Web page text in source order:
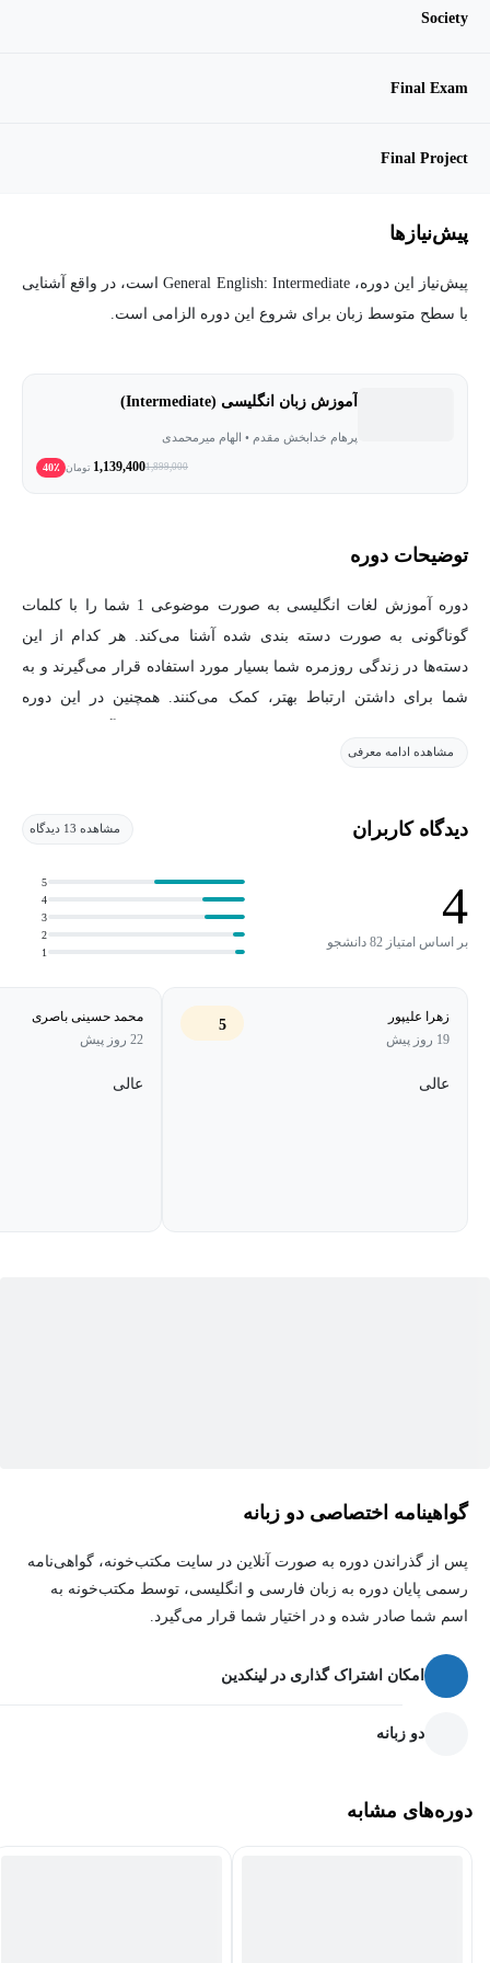
Society
Final Exam
Final Project
پیش‌نیاز‌ها
پیش‌نیاز این دوره، General English: Intermediate است، در واقع آشنایی
با سطح متوسط زبان برای شروع این دوره الزامی است.
آموزش زبان انگلیسی (Intermediate)
پرهام خدابخش مقدم • الهام میرمحمدی
1,899,000
1,139,400 تومان 40٪
توضیحات دوره
دوره آموزش لغات انگلیسی به صورت موضوعی 1 شما را با کلمات
گوناگونی به صورت دسته بندی شده آشنا می‌کند. هر کدام از این
دسته‌ها در زندگی روزمره شما بسیار مورد استفاده قرار می‌گیرند و به
شما برای داشتن ارتباط بهتر، کمک می‌کنند. همچنین در این دوره
را به صورت یکجا و کامل یاد بگیرد.
مزایا و اهداف دوره آموزش لغات انگلیسی به صورت
موضوعات آموزشی لغات در این دوره شامل علم، طبیعت، جسم و ذهن
و جامعه است. همچنین فراگیران به خوبی می‌توانند با ساختار کاربردی
صورت موضوعی 1، تعداد زیادی از واژگان انگلیسی به زبان آموز،
8- درک خود را از ریدینگ‌های سخت‌تر و پیچیده‌تر افزایش خواهید دهید.
چه کسانی مناسب است؟
مشاهده ادامه معرفی
دیدگاه کاربران مشاهده 13 دیدگاه
4
بر اساس امتیاز 82 دانشجو
1
2
3
4
5
زهرا علیپور
19 روز پیش
5
عالی
محمد حسینی باصری
22 روز پیش
عالی
گواهینامه اختصاصی دو زبانه
پس از گذراندن دوره به صورت آنلاین در سایت مکتب‌خونه، گواهی‌نامه
رسمی پایان دوره به زبان فارسی و انگلیسی، توسط مکتب‌خونه به
اسم شما صادر شده و در اختیار شما قرار می‌گیرد.
امکان اشتراک گذاری در لینکدین
دو زبانه
دوره‌های مشابه